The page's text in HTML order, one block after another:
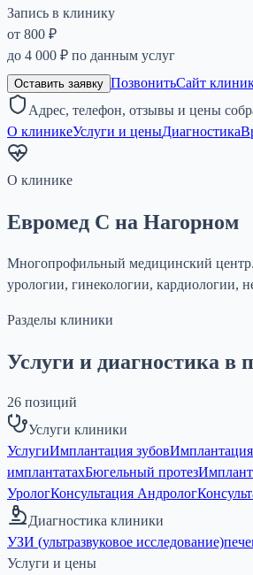
Запись в клинику
от 800 ₽
до 4 000 ₽ по данным услуг
Оставить заявку ПозвонитьСайт
Адрес, телефон, отзывы и цены
О клиникеУслуги и ценыДиагностика
О клинике
Евромед С на Нагорном
Многопрофильный медицинский центр.
урологии, гинекологии, кардиологии,
Разделы клиники
Услуги и диагностика в
26 позиций
Услуги клиники
УслугиИмплантация зубовИмплантация
имплантатахБюгельный протез
УрологКонсультация Андролог
Диагностика клиники
УЗИ (ультразвуковое исследование)
Услуги и цены